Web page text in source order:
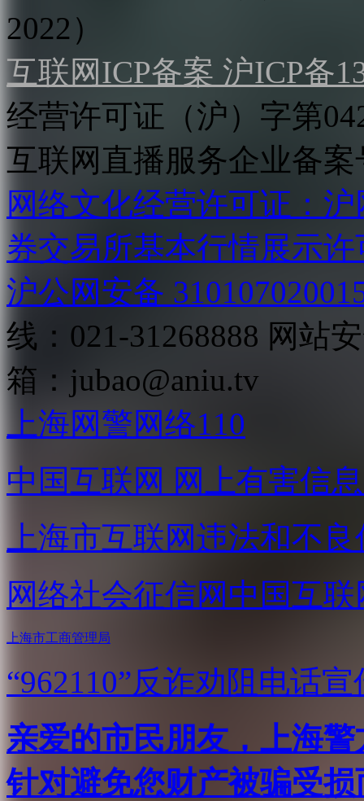
2022）
互联网ICP备案 沪ICP备
经营许可证（沪）字第
互联网直播服务企业备案
网络文化经营许可证：
券交易所基本行情展示许
沪公网安备
线：021-31268888 网站
箱： jubao@aniu.tv
上海网警网络110
中国互联网 网上有害信
上海市互联网违法和不
网络社会征信网 中国互
上海市工商管理局
“962110”反诈劝阻电话宣
亲爱的市民朋友，上海
针对避免您财产被骗受